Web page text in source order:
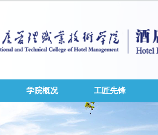
学院概况 工匠先锋